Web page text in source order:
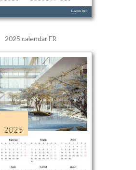
2025 calendar FR